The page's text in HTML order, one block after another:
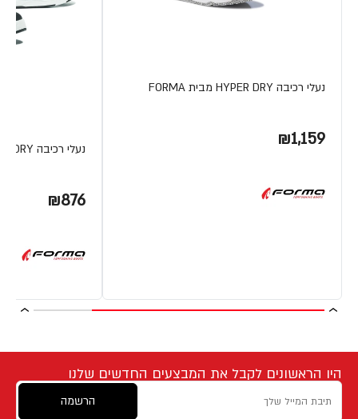
נעלי רכיבה HYPER DRY מבית FORMA
₪1,159 נעלי רכיבה SWIFT DRY מבית FORMA
₪876
היו הראשונים לקבל את המבצעים החדשים שלנו
הרשמה